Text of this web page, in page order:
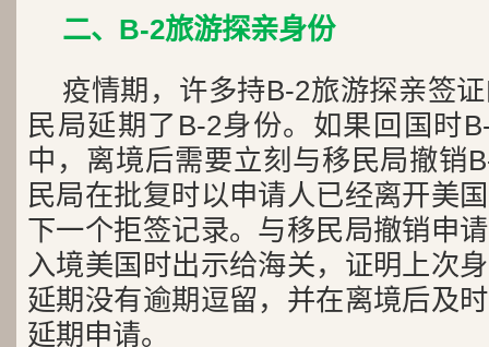
二、B-2旅游探亲身份
疫情期，许多持B-2旅游探亲签
民局延期了B-2身份。如果回国时
中，离境后需要立刻与移民局撤销
民局在批复时以申请人已经离开美
下一个拒签记录。与移民局撤销申
入境美国时出示给海关，证明上次
延期没有逾期逗留，并在离境后及
延期申请。